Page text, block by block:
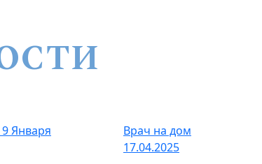
Января
Врач на дом
17.04.2025